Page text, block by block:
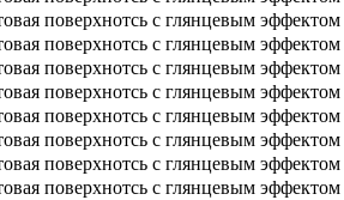
поверхнотсь с глянцевым эффектом
поверхнотсь с глянцевым эффектом
поверхнотсь с глянцевым эффектом
поверхнотсь с глянцевым эффектом
поверхнотсь с глянцевым эффектом
поверхнотсь с глянцевым эффектом
поверхнотсь с глянцевым эффектом
поверхнотсь с глянцевым эффектом